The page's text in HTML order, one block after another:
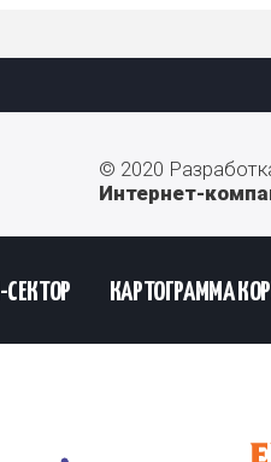
© 2020
Интернет-
СЕКТОР КАРТОГРАММА